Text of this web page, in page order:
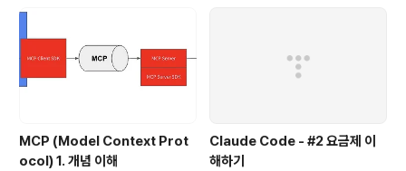
루션들이 제공되고 있고, 기업에서는 이미 구축되어 있다.
까? 5000만 인구의 대한민국에서는 그만한 데이타 분석
이 필요할까 과연 의문이다.물..
MCP (Model Context Prot
ocol) 1. 개념 이해
Claude Code - #2 요금제 이
해하기